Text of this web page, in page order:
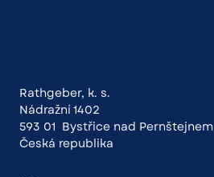
Rathgeber, k. s.
Nádražní 1402
593 01 Bystřice nad Pernštejnem
Česká republika